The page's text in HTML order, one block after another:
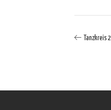
Tanzkreis 2